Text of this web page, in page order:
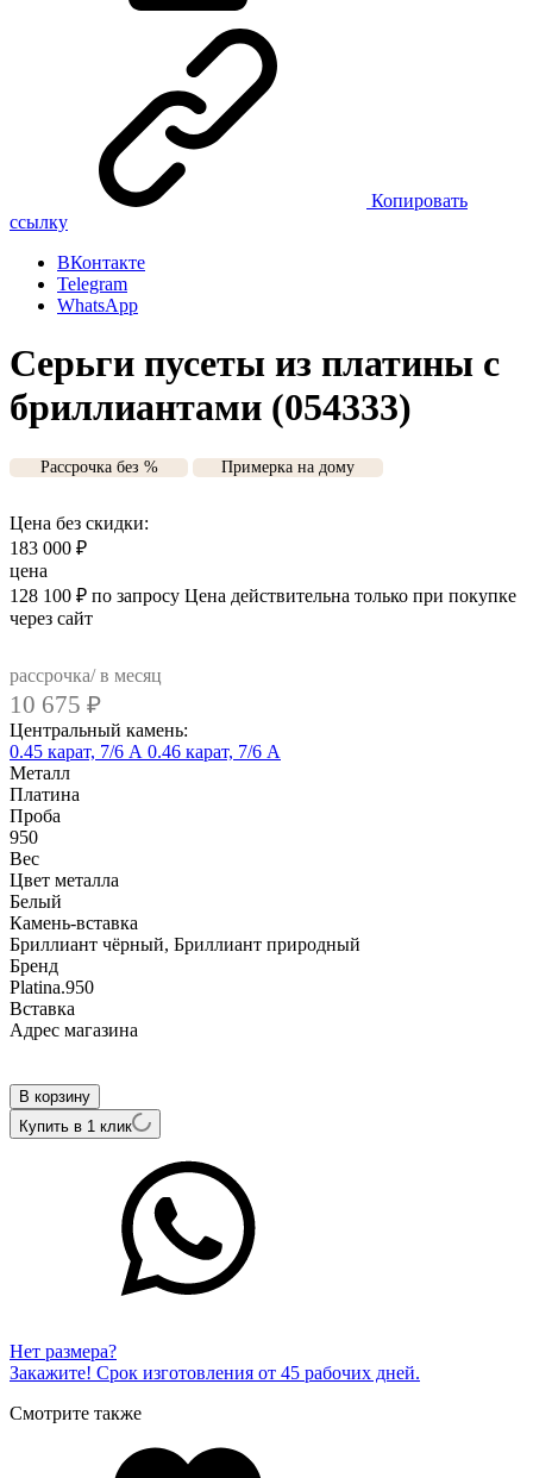
Копировать
ссылку
ВКонтакте
Telegram
WhatsApp
Серьги пусеты из платины с
бриллиантами (054333)
Рассрочка без % Примерка на дому
Цена без скидки:
183 000 ₽
цена
128 100 ₽ по запросу Цена действительна только при покупке
через сайт
рассрочка/ в месяц
10 675 ₽
Центральный камень:
0.45 карат, 7/6 А 0.46 карат, 7/6 А
Металл
Платина
Проба
950
Вес
Цвет металла
Белый
Камень-вставка
Бриллиант чёрный, Бриллиант природный
Бренд
Platina.950
Вcтавка
Адрес магазина
В корзину
Купить в 1 клик
Нет размера?
Закажите! Срок изготовления от 45 рабочих дней.
Смотрите также